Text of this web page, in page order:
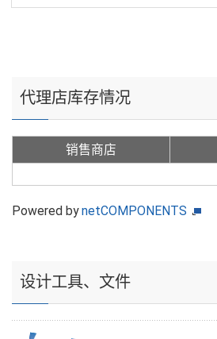
代理店库存情况
销售商店
Powered bynetCOMPONENTS
设计工具、文件